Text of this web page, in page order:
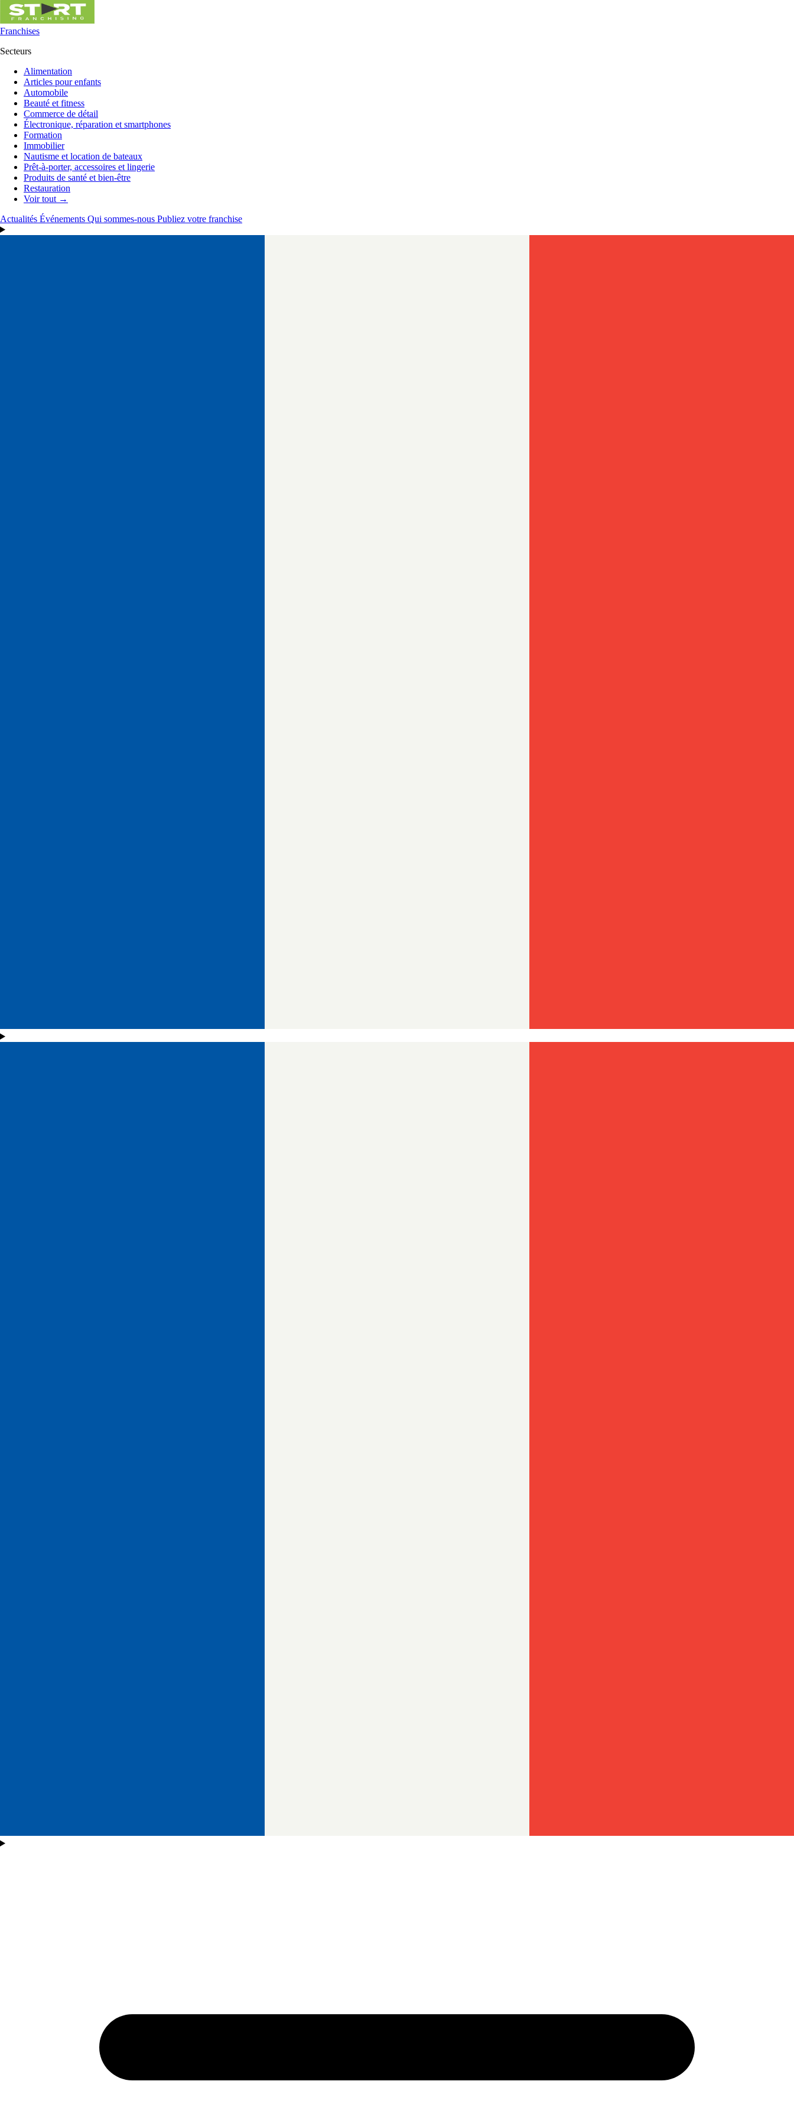
Franchises
Secteurs
Alimentation
Articles pour enfants
Automobile
Beauté et fitness
Commerce de détail
Électronique, réparation et smartphones
Formation
Immobilier
Nautisme et location de bateaux
Prêt-à-porter, accessoires et lingerie
Produits de santé et bien-être
Restauration
Voir tout →
Actualités Événements Qui sommes-nous Publiez votre franchise